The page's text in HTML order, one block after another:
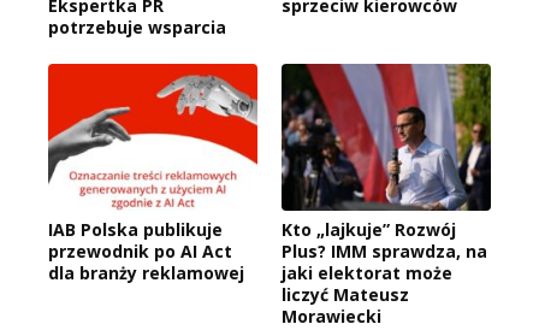
Ekspertka PR
potrzebuje wsparcia
sprzeciw kierowców
IAB Polska publikuje
przewodnik po AI Act
dla branży reklamowej
Kto „lajkuje” Rozwój
Plus? IMM sprawdza, na
jaki elektorat może
liczyć Mateusz
Morawiecki